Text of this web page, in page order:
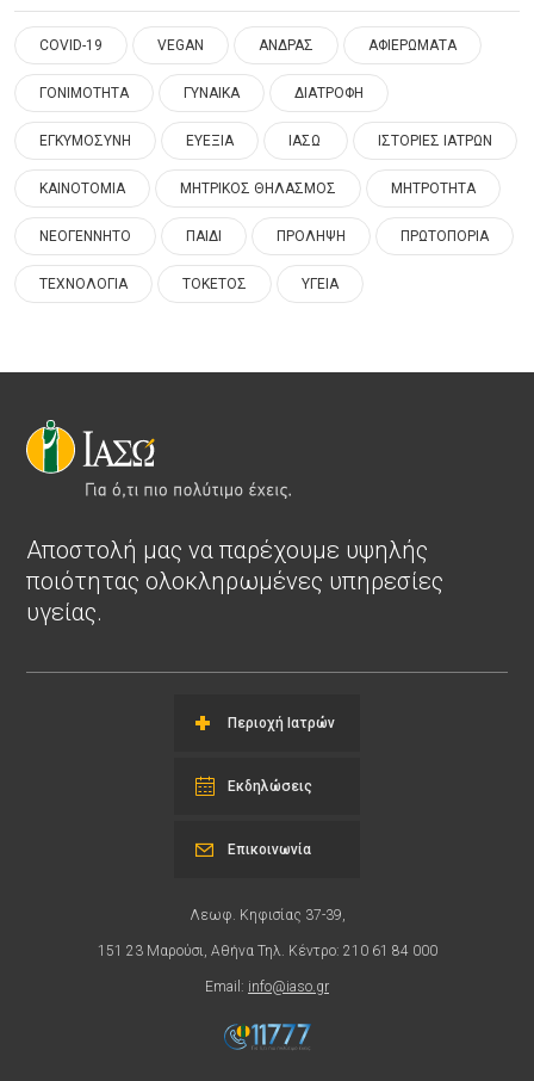
COVID-19 VEGAN ΑΝΔΡΑΣ ΑΦΙΕΡΩΜΑΤΑ
ΓΟΝΙΜΟΤΗΤΑ ΓΥΝΑΙΚΑ ΔΙΑΤΡΟΦΗ
ΕΓΚΥΜΟΣΥΝΗ ΕΥΕΞΙΑ ΙΑΣΩ ΙΣΤΟΡΙΕΣ ΙΑΤΡΩΝ
ΚΑΙΝΟΤΟΜΙΑ ΜΗΤΡΙΚΟΣ ΘΗΛΑΣΜΟΣ ΜΗΤΡΟΤΗΤΑ
ΝΕΟΓΕΝΝΗΤΟ ΠΑΙΔΙ ΠΡΟΛΗΨΗ ΠΡΩΤΟΠΟΡΙΑ
ΤΕΧΝΟΛΟΓΙΑ ΤΟΚΕΤΟΣ ΥΓΕΙΑ
Αποστολή μας να παρέχουμε υψηλής
ποιότητας ολοκληρωμένες υπηρεσίες
υγείας.
Περιοχή Ιατρών
Εκδηλώσεις
Λεωφ. Κηφισίας 37-39,
151 23 Μαρούσι, Αθήνα Τηλ. Κέντρο: 210 61 84 000
Email: info@iaso.gr
Επικοινωνία